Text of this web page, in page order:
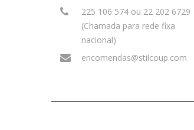
225 106 574 ou 22 202 6729
(Chamada para rede fixa
nacional)
encomendas@stilcoup.com